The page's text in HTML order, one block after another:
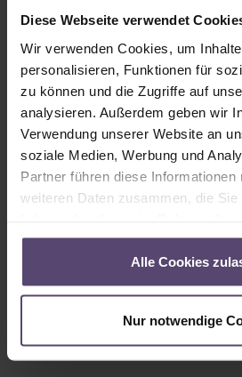
Diese Webseite verwendet
Wir verwenden Cookies, um
personalisieren, Funktionen für
zu können und die Zugriffe auf
analysieren. Außerdem geben wir
Verwendung unserer Website an
soziale Medien, Werbung und
Partner führen diese
weiteren Daten zusammen, die Sie
gesammelt haben.
Alle Cookies
Nur notwendige
Sofort verfügbar, Lieferzeit: 2-5 Tage
Produkt Anzahl: Gib den gewünschten Wert
Beschreibung
• Angaben zum Stoff 8697: • 13%
Absorption…Mehr
Bewertungen